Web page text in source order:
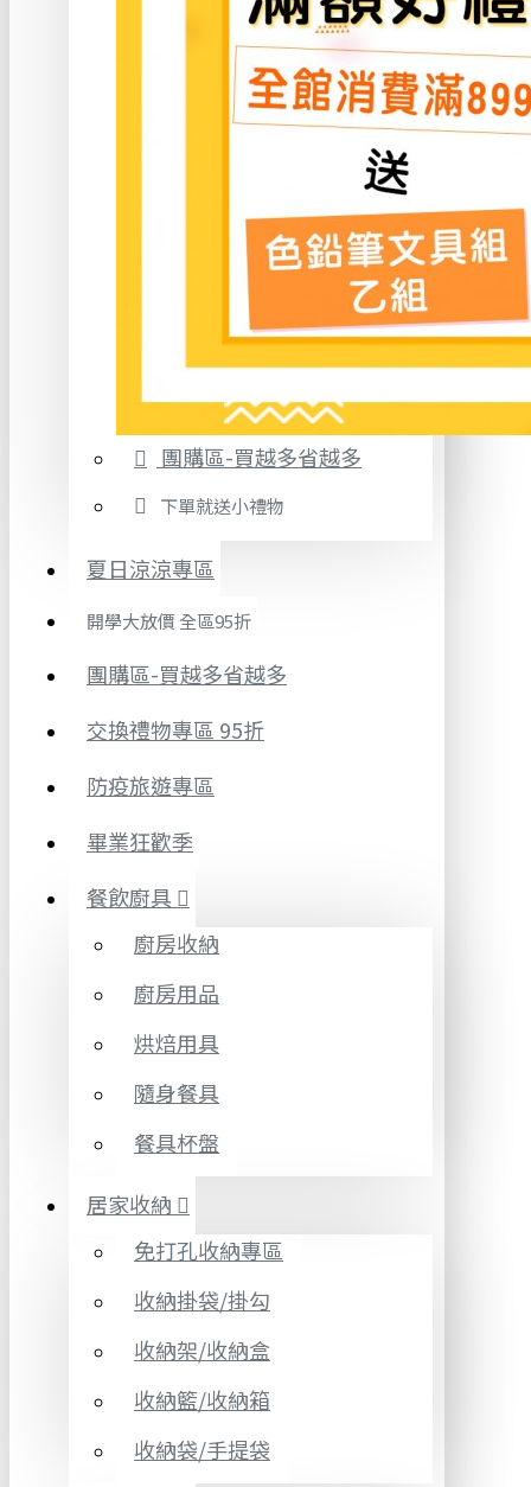
團購區-買越多省越多
下單就送小禮物
夏日涼涼專區
開學大放價 全區95折
團購區-買越多省越多
交換禮物專區 95折
防疫旅遊專區
畢業狂歡季
餐飲廚具
廚房收納
廚房用品
烘焙用具
隨身餐具
餐具杯盤
居家收納
免打孔收納專區
收納掛袋/掛勾
收納架/收納盒
收納籃/收納箱
收納袋/手提袋